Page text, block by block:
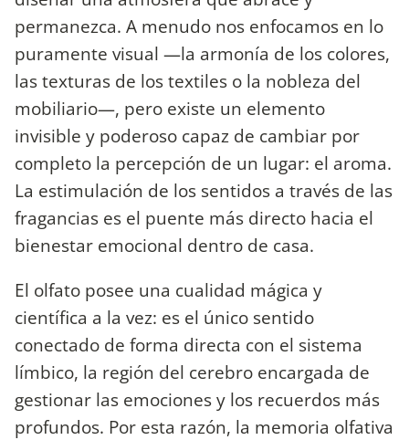
permanezca. A menudo nos enfocamos en lo
puramente visual —la armonía de los colores,
las texturas de los textiles o la nobleza del
mobiliario—, pero existe un elemento
invisible y poderoso capaz de cambiar por
completo la percepción de un lugar: el aroma.
La estimulación de los sentidos a través de las
fragancias es el puente más directo hacia el
bienestar emocional dentro de casa.
​El olfato posee una cualidad mágica y
científica a la vez: es el único sentido
conectado de forma directa con el sistema
límbico, la región del cerebro encargada de
gestionar las emociones y los recuerdos más
profundos. Por esta razón, la memoria olfativa